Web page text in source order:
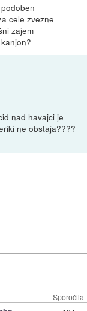
cele zvezne
zajem
nad havajci je
ne obstaja????
Sporočila